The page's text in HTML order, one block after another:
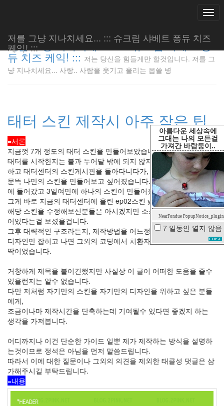
아름다운 세상속에
그대는 나의 모든걸
가져간 바람둥이..
NearFondue PopupNotice_plugin
7 일동안 열지 않음
저를 그냥 지나치세요... ::: 슈크림 샤베트 퐁듀 치즈
케익! :::
저를 그냥 지나치세요... ::: 슈크림 샤베트 퐁
듀 치즈 케익! ::: 저는 당신을 힘들게만 할것입니다. 저를 그
냥 지나치세요... 사랑.. 사람을 웃기고 울리는 몹쓸 병
태터 스킨 제작시 아주 작은 팁
=서론
지금껏 7개 정도의 태터 스킨을 만들어보았습니다.
태터를 시작한지는 불과 두어달 밖에 되지 않지만, 처음 태터를 설치
하고 태터센터의 스킨게시판을 돌아다니다가,
문뜩 나만의 스킨을 만들어보고 싶어졌습니다. 무턱대고 스킨 제작
에 들어갔고 3일여만에 하나의 스킨이 만들어졌습니다.
그게 바로 지금의 태터센터에 올린 ep02스킨 yellowtree 입니다.
해당 스킨을 수정해보신분들은 아시겠지만 소스 정리가 거의 안되
어있다는걸 보셨을겁니다.
그후 대략적인 구조라든지, 제작방법을 어느정도 파악하고 나서는
디자인만 잡히고 나면 그외의 코딩에서 치환자적용까지는 하루면
딱이었습니다.
거창하게 제목을 붙이긴했지만 사실상 이 글이 어떠한 도움을 줄수
있을런지는 알수 없습니다.
다만 저처럼 자기만의 스킨을 자기만의 디자인을 위하고 싶은 분들
에게,
조금이나마 제작시간을 단축하는데 기여될수 있다면 좋겠지 하는
생각을 가져봅니다.
어디까지나 이건 단순한 가이드 일뿐 제가 제작하는 방식을 설명하
는것이므로 정석은 아님을 먼저 말씀드립니다.
따라서 이에 대한 질문이나 그외의 의견을 제외한 태클성 댓글은 삼
가해주시길 부탁드립니다.
=내용
저는 당신
을 힘들게
지나치세
요... 사
랑.. 사람
을 웃기고
울리는 몹
쓸 병
LonnieNa
Tag
Cloud
W.J.
iPhone
함
겨
울
바
텍
트
큐
브
태
터